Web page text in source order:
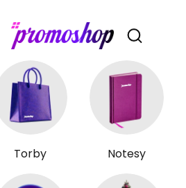
Otwórz
Torby Notesy